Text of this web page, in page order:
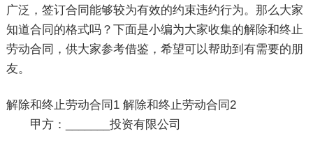
广泛，签订合同能够较为有效的约束违约行为。那么大家
知道合同的格式吗？下面是小编为大家收集的解除和终止
劳动合同，供大家参考借鉴，希望可以帮助到有需要的朋
友。
解除和终止劳动合同1
甲方：_______投资有限公司
解除和终止劳动合同2